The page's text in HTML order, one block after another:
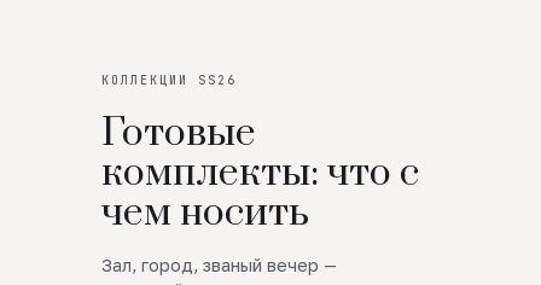
КОЛЛЕКЦИИ SS26
Готовые
комплекты: что с
чем носить
Зал, город, званый вечер —